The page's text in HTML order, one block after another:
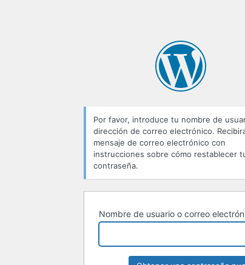
Por favor, introduce tu nombre de
dirección de correo electrónico.
mensaje de correo electrónico con
instrucciones sobre cómo restablecer
contraseña.
Nombre de usuario o correo